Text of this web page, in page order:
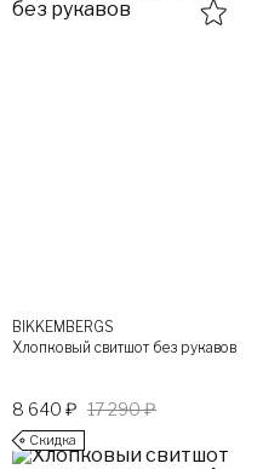
BIKKEMBERGS
Хлопковый свитшот без рукавов
8 640 ₽ 17 290 ₽
Скидка